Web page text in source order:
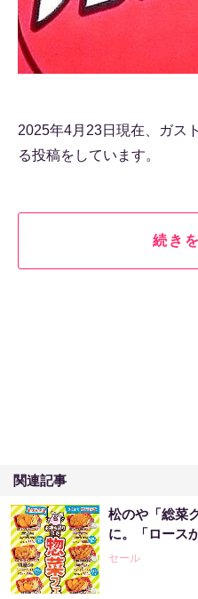
2025年4月23日現在、ガス
る投稿をしています。
続き
関連記事
松のや「総菜
に。「ロース
セール